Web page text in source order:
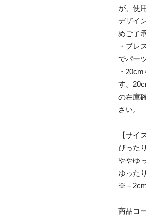
が、使
デザイ
めご了
・ブレ
でパー
・
す。
の在庫
さい。
【サイ
ぴっ
ややゆ
ゆっ
※＋2cm
商品コ